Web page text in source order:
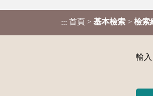
::: 首頁 > 基本檢索 > 檢索
輸入